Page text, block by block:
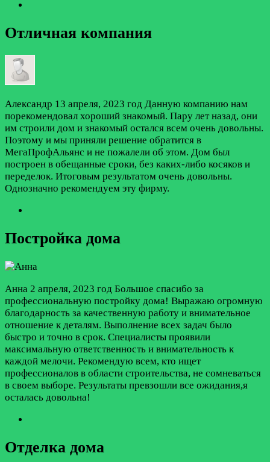
Отличная компания
Александр 13 апреля, 2023 год Данную компанию нам
порекомендовал хороший знакомый. Пару лет назад, они
им строили дом и знакомый остался всем очень довольны.
Поэтому и мы приняли решение обратится в
МегаПрофАльянс и не пожалели об этом. Дом был
построен в обещанные сроки, без каких-либо косяков и
переделок. Итоговым результатом очень довольны.
Однозначно рекомендуем эту фирму.
Постройка дома
Анна 2 апреля, 2023 год Большое спасибо за
профессиональную постройку дома! Выражаю огромную
благодарность за качественную работу и внимательное
отношение к деталям. Выполнение всех задач было
быстро и точно в срок. Специалисты проявили
максимальную ответственность и внимательность к
каждой мелочи. Рекомендую всем, кто ищет
профессионалов в области строительства, не сомневаться
в своем выборе. Результаты превзошли все ожидания,я
осталась довольна!
Отделка дома